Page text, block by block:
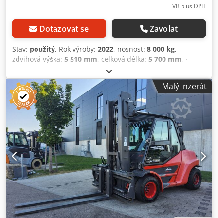
VB plus DPH
Dotazovat se Zavolat
Stav: použitý, Rok výroby: 2022, nosnost: 8 000 kg,
zdvihová výška: 5 510 mm, celková délka: 5 700 mm, ·
Dvojité pedálové ovládání jízdy vpřed a vzad · hydrostatické
brzdění Joysticky integrované v loketní opěrce · Displej s
antireflexní úpravou s informacemi o obsahu nádrže, čase,
provozních hodinách, servisních informacích atd. Čerpadlo
s proměnným objemem pro nižší spotřebu energie ·
Systém ochrany motoru Linde (LEPS): Monitorování ·
Varování a snížení výkonu při překročení nebo podkročení
různých výkonových parametrů, jako je hladina/tlak
motorového oleje, hladina/teplota chladicí vody, teplota
hydraulického oleje, podtlak vzduchového filtru · Vysoká
bezpečnost a stabilita díky torzní podpoře Linde ·
Hydraulicky tlumené a odpružené pohodlné sedadlo s
rozsáhlými možnostmi nastavení · Vzduchový filtr s
integrovaným cyklonovým odlučovačem Novinka pro
modely Evo: Automatický tempomat v zatáčkách
Malý inzerát